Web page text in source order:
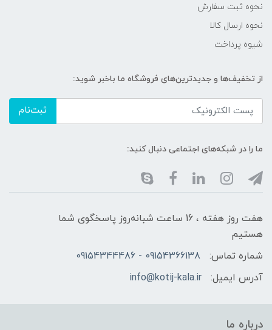
نحوه ثبت سفارش
نحوه ارسال کالا
شیوه پرداخت
از تخفیف‌ها و جدیدترین‌های فروشگاه ما باخبر شوید:
ثبت‌نام
ما را در شبکه‌های اجتماعی دنبال کنید:
هفت روز هفته ، 16 ساعت شبانه‌روز پاسخگوی شما
هستیم
شماره تماس:
09154366138 - 09154344486
آدرس ایمیل:
info@kotij-kala.ir
درباره ما